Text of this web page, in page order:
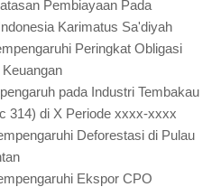
Pembiayaan Pada
Karimatus Sa'diyah
Peringkat Obligasi
pada Industri Tembakau
314) di X Periode xxxx-xxxx
Deforestasi di Pulau
Ekspor CPO